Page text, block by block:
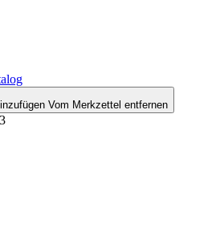
Vom Merkzettel entfernen